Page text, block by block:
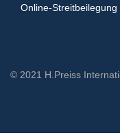
Online-Streitbeilegung
© 2021 H.Preiss